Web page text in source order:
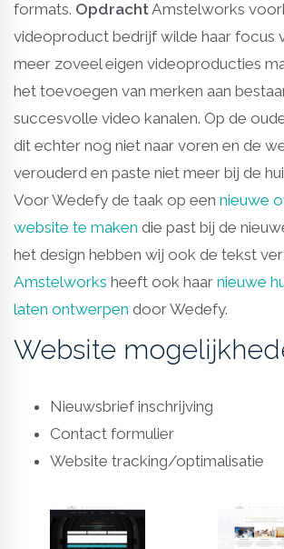
formats. OpdrachtAmstelworks
videoproduct bedrijf wilde haar focus
meer zoveel eigen videoproducties
het toevoegen van merken aan
succesvolle video kanalen. Op de
dit echter nog niet naar voren en de
verouderd en paste niet meer bij de
Voor Wedefy de taak op een nieuwe
website te maken die past bij de
het design hebben wij ook de tekst
Amstelworks heeft ook haar nieuwe
laten ontwerpen door Wedefy.
Website
Nieuwsbrief inschrijving
Contact formulier
Website tracking/optimalisatie